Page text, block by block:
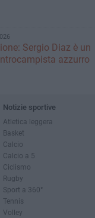
Sergio Diaz è un
azzurro
Notizie sportive
Atletica leggera
Basket
Calcio
Calcio a 5
Ciclismo
Rugby
Sport a 360°
Tennis
Volley